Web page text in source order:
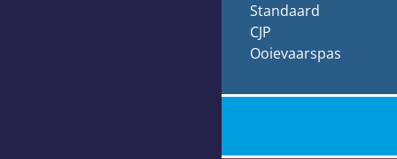
Standaard
CJP
Ooievaarspas